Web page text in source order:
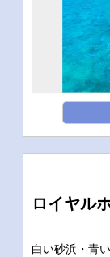
ロイヤル
白い砂浜・青